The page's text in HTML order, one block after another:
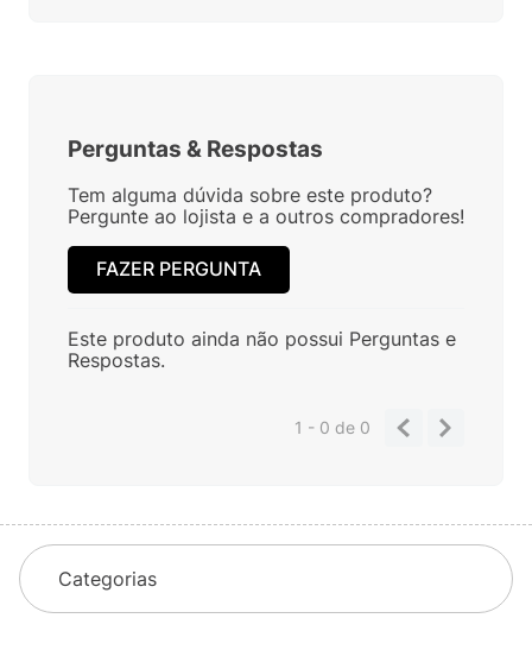
Perguntas & Respostas
Tem alguma dúvida sobre este produto?
Pergunte ao lojista e a outros compradores!
FAZER PERGUNTA
Este produto ainda não possui Perguntas e
Respostas.
1 - 0de 0
Categorias